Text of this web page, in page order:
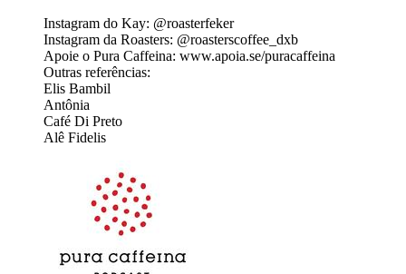
Instagram do Kay: @roasterfeker
Instagram da Roasters: @roasterscoffee_dxb
Apoie o Pura Caffeina: www.apoia.se/puracaffeina
Outras referências:
Elis Bambil
Antônia
Café Di Preto
Alê Fidelis